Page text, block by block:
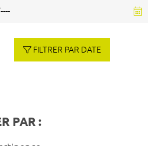
FILTRER PAR DATE
PAR :